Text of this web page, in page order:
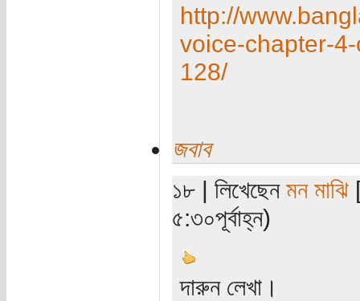
http://
voice-chapter-
128/
জবাব
১৮ | লিখেছেন মন মাঝি
৫:৩০পূর্বাহ্ন)
দারুন লেখা।